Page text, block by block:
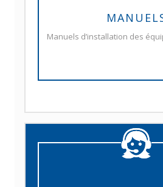
Manuels d’installation des